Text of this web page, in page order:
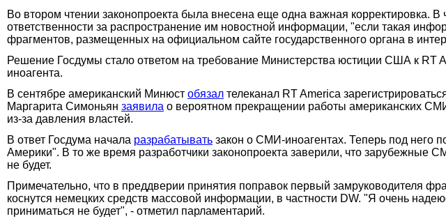
Во втором чтении законопроекта была внесена еще одна важная корректировка. В
ответственности за распространение им новостной информации, "если такая
фрагментов, размещенных на официальном сайте государственного органа в
Решение Госдумы стало ответом на требование Министерства юстиции США к RT
иноагента.
В сентябре американский Минюст обязал телеканал RT America
Маргарита Симоньян заявила о вероятном прекращении работы американских
из-за давления властей.
В ответ Госдума начала разрабатывать закон о СМИ-иноагентах. Теперь под него
Америки". В то же время разработчики законопроекта заверили, что зарубежные
не будет.
Примечательно, что в преддверии принятия поправок первый замруководителя
коснутся немецких средств массовой информации, в частности DW. "Я очень
приниматься не будет", - отметил парламентарий.